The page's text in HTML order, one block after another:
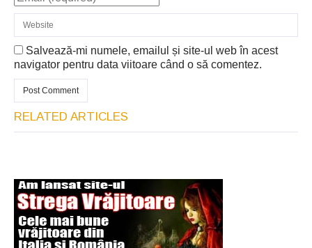
Salvează-mi numele, emailul și site-ul web în acest
navigator pentru data viitoare când o să comentez.
RELATED ARTICLES